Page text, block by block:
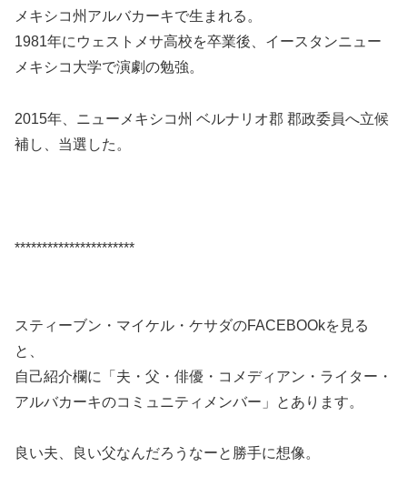
メキシコ州アルバカーキで生まれる。
1981年にウェストメサ高校を卒業後、イースタンニュー
メキシコ大学で演劇の勉強。
2015年、ニューメキシコ州 ベルナリオ郡 郡政委員へ立候
補し、当選した。
**********************
スティーブン・マイケル・ケサダのFACEBOOkを見る
と、
自己紹介欄に
「夫・父・俳優・コメディアン・ライター・
アルバカーキのコミュニティメンバー」
とあります。
良い夫、良い父なんだろうなーと勝手に想像。